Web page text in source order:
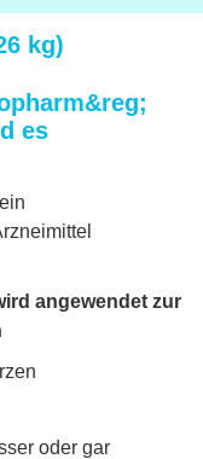
kg)
es
angewendet zur
oder gar